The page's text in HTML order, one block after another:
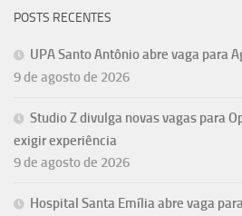
POSTS RECENTES
UPA Santo Antônio abre vaga para
9 de agosto de 2026
Studio Z divulga novas vagas para
exigir experiência
9 de agosto de 2026
Hospital Santa Emília abre vaga